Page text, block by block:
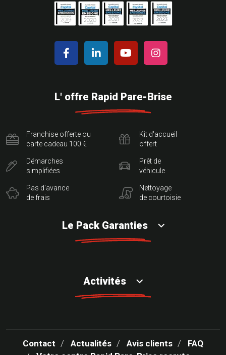
L' offre Rapid Pare-Brise
Franchise offerte ou
carte cadeau 100 €
Démarches
simplifiées
Pas d'avance
de frais
Kit d'accueil
offert
Prêt de
véhicule
Nettoyage
de courtoisie
Le Pack Garanties
Activités
Contact Actualités Avis clients
FAQ